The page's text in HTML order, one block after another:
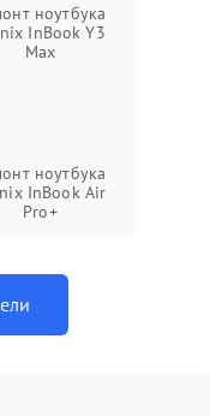
ноутбука
InBook Y3
Max
ноутбука
InBook Air
Pro+